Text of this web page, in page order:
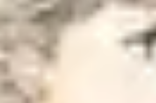
Produits à SurveillerAstuces et Conseils